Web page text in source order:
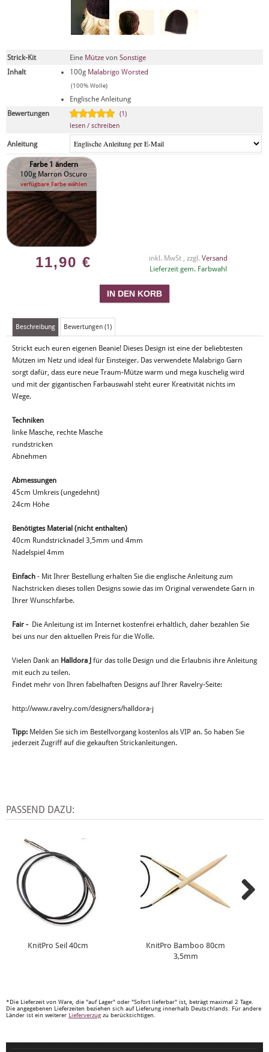
Strick-Kit Eine Mütze von Sonstige
Inhalt
100g Malabrigo Worsted
(100% Wolle)
Englische Anleitung
Bewertungen
(1)
lesen / schreiben
Anleitung
Farbe 1 ändern
100g Marron Oscuro
verfügbare Farbe wählen
11,90 € inkl. MwSt , zzgl. Versand
Lieferzeit gem. Farbwahl
Beschreibung Bewertungen (1)
Strickt euch euren eigenen Beanie! Dieses Design ist eine der beliebtesten
Mützen im Netz und ideal für Einsteiger. Das verwendete Malabrigo Garn
sorgt dafür, dass eure neue Traum-Mütze warm und mega kuschelig wird
und mit der gigantischen Farbauswahl steht eurer Kreativität nichts im
Wege.
Techniken
linke Masche, rechte Masche
rundstricken
Abnehmen
Abmessungen
45cm Umkreis (ungedehnt)
24cm Höhe
Benötigtes Material (nicht enthalten)
40cm Rundstricknadel 3,5mm und 4mm
Nadelspiel 4mm
Einfach - Mit Ihrer Bestellung erhalten Sie die englische Anleitung zum
Nachstricken dieses tollen Designs sowie das im Original verwendete Garn in
Ihrer Wunschfarbe.
Fair - Die Anleitung ist im Internet kostenfrei erhältlich, daher bezahlen Sie
bei uns nur den aktuellen Preis für die Wolle.
Vielen Dank an Halldora J
für das tolle Design und die Erlaubnis ihre Anleitung
mit euch zu teilen.
Findet mehr von Ihren fabelhaften Designs auf Ihrer Ravelry-Seite:
http://www.ravelry.com/designers/halldora-j
Tipp: Melden Sie sich im Bestellvorgang kostenlos als VIP an. So haben Sie
jederzeit Zugriff auf die gekauften Strickanleitungen.
PASSEND DAZU:
KnitPro Seil 40cm
KnitPro Bamboo 80cm
3,5mm
*Die Lieferzeit von Ware, die "auf Lager" oder "Sofort lieferbar" ist, beträgt maximal 2 Tage.
Die angegebenen Lieferzeiten beziehen sich auf Lieferung innerhalb Deutschlands. Für andere
Länder ist ein weiterer Lieferverzug zu berücksichtigen.